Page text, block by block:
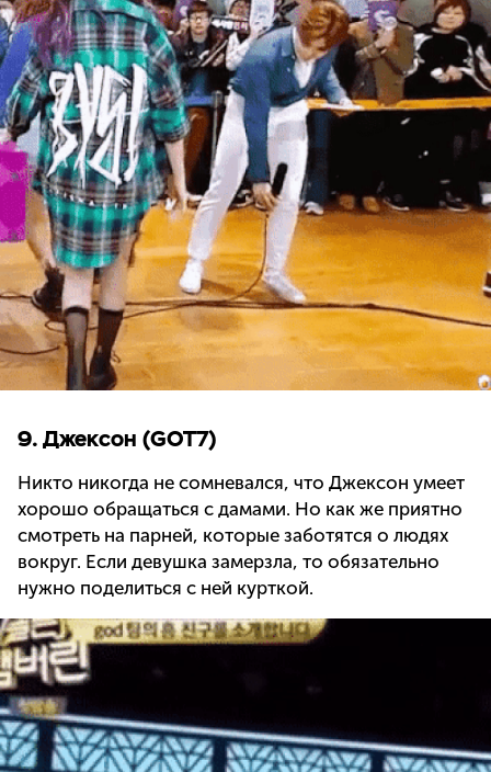
9. Джексон (GOT7)
Никто никогда не сомневался, что Джексон умеет
хорошо обращаться с дамами. Но как же приятно
смотреть на парней, которые заботятся о людях
вокруг. Если девушка замерзла, то обязательно
нужно поделиться с ней курткой.